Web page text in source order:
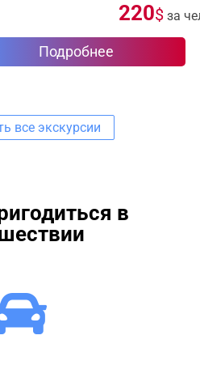
за человека
все экскурсии
в